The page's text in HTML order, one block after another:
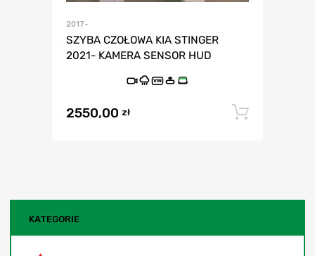
2017-
SZYBA CZOŁOWA KIA STINGER
2021- KAMERA SENSOR HUD
VIN
2550,00 zł
KATEGORIE